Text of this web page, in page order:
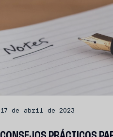
17 de abril de 2023